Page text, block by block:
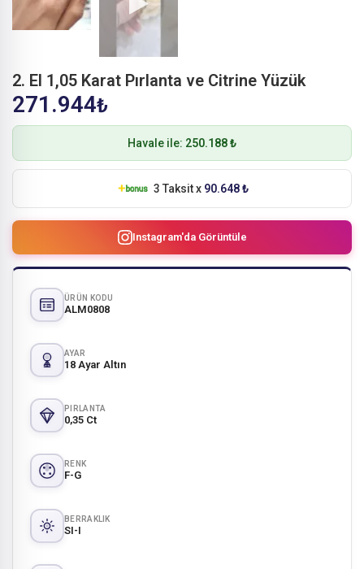
2. El 1,05 Karat Pırlanta ve Citrine Yüzük
271.944₺
Havale ile: 250.188 ₺
3 Taksit x 90.648 ₺
Instagram'da Görüntüle
ÜRÜN KODU
ALM0808
AYAR
18 Ayar Altın
PIRLANTA
0,35 Ct
RENK
F-G
BERRAKLIK
SI-I